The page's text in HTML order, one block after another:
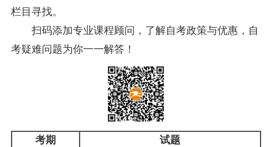
栏目寻找。
扫码添加专业课程顾问，了解自考政策与优惠，自
考疑难问题为你一一解答！
考期
试题